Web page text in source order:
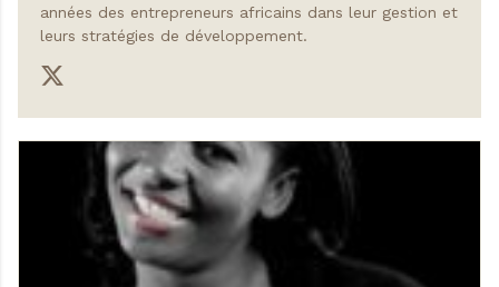
années des entrepreneurs africains dans leur gestion et
leurs stratégies de développement.